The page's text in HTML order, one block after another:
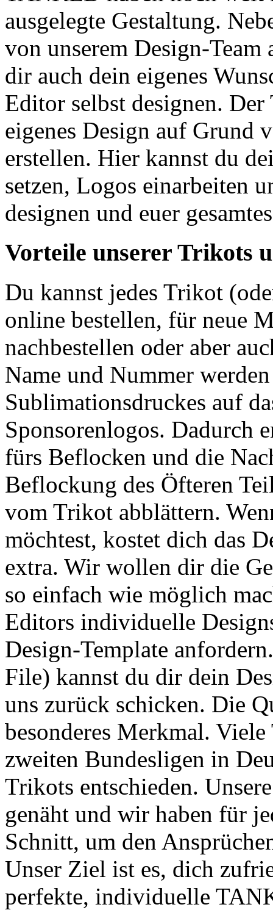
ausgelegte Gestaltung.
von unserem Design-Team
dir auch dein eigenes
Editor selbst designen.
eigenes Design auf Grund
erstellen. Hier kannst du
setzen, Logos einarbeiten
designen und euer
Vorteile unserer Trikots
Du kannst jedes Trikot
online bestellen, für neue
nachbestellen oder aber
Name und Nummer
Sublimationsdruckes auf
Sponsorenlogos. Dadurch
fürs Beflocken und die
Beflockung des Öfteren
vom Trikot abblättern.
möchtest, kostet dich das
extra. Wir wollen dir die
so einfach wie möglich
Editors individuelle
Design-Template
File) kannst du dir dein
uns zurück schicken. Die
besonderes Merkmal. Viele
zweiten Bundesligen in
Trikots entschieden.
genäht und wir haben für
Schnitt, um den
Unser Ziel ist es, dich
perfekte, individuelle